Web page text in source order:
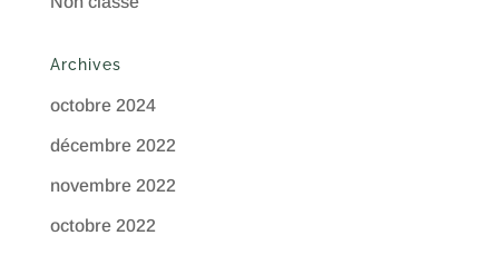
Archives
octobre 2024
décembre 2022
novembre 2022
octobre 2022